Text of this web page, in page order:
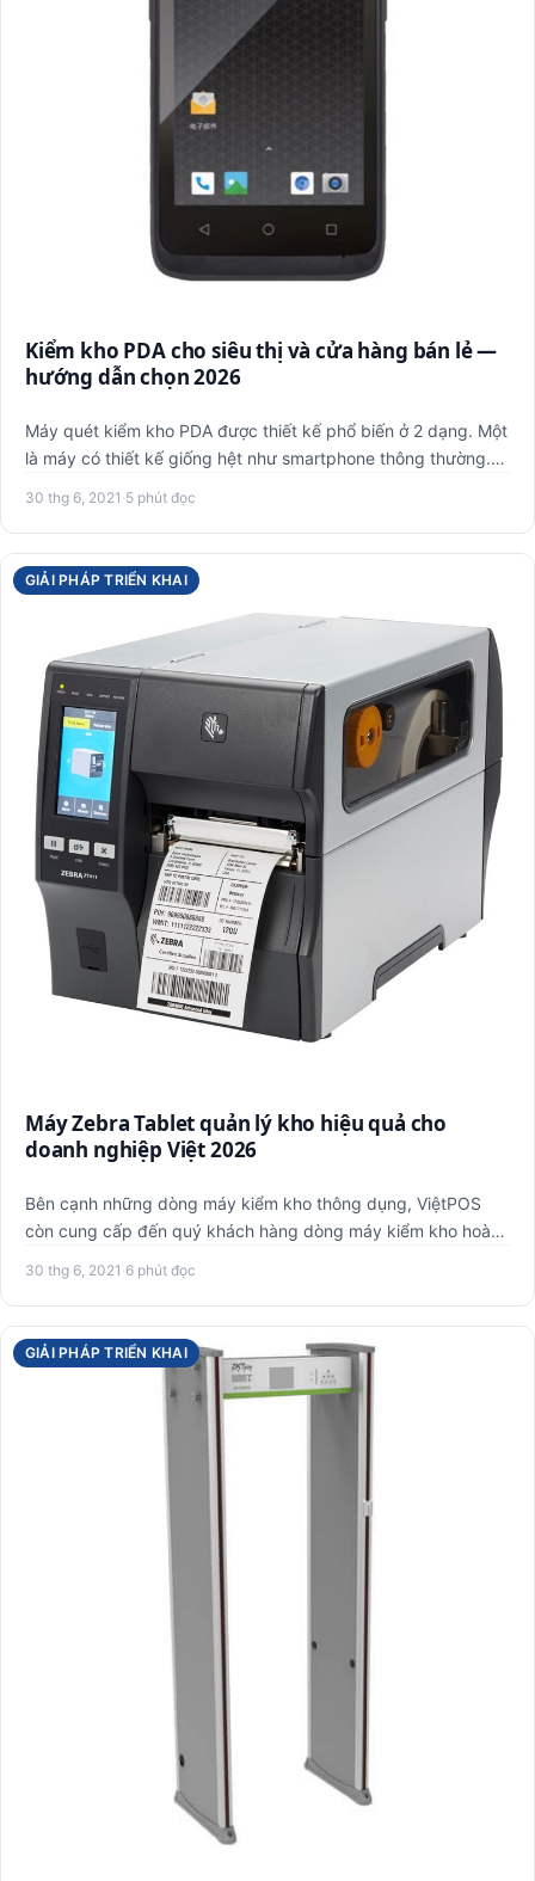
Kiểm kho PDA cho siêu thị và cửa hàng bán lẻ —
hướng dẫn chọn 2026
Máy quét kiểm kho PDA được thiết kế phổ biến ở 2 dạng. Một
là máy có thiết kế giống hệt như smartphone thông thường.
30 thg 6, 2021 ·5 phút đọc
GIẢI PHÁP TRIỂN KHAI
Máy Zebra Tablet quản lý kho hiệu quả cho
doanh nghiệp Việt 2026
Bên cạnh những dòng máy kiểm kho thông dụng, ViệtPOS
còn cung cấp đến quý khách hàng dòng máy kiểm kho hoàn
30 thg 6, 2021 ·6 phút đọc
GIẢI PHÁP TRIỂN KHAI